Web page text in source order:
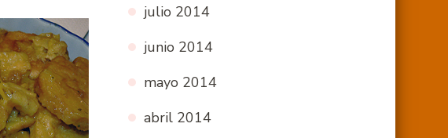
julio 2014
junio 2014
mayo 2014
abril 2014